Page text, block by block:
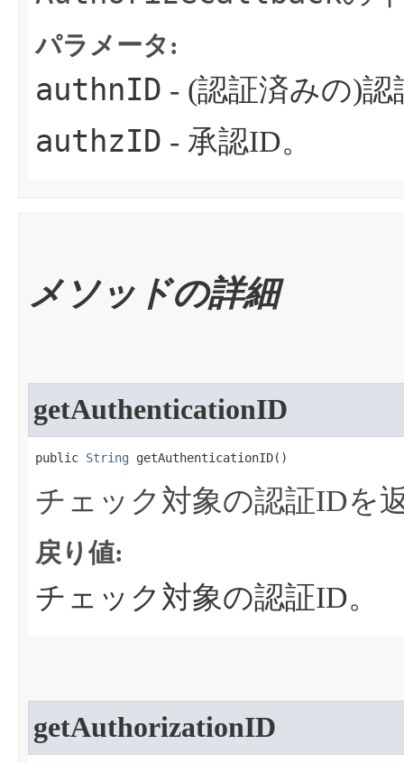
パラメータ:
authnID - (認証済みの)認
authzID - 承認ID。
メソッドの詳細
getAuthenticationID
public String getAuthenticationID​()
チェック対象の認証IDを
戻り値:
チェック対象の認証ID。
getAuthorizationID